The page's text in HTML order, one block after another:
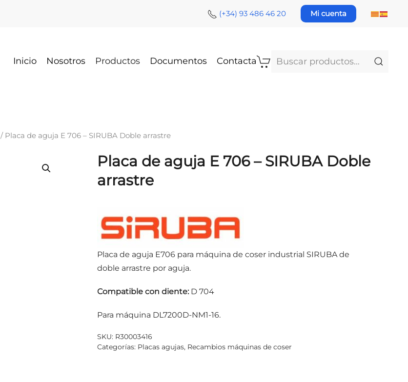
(+34) 93 486 46 20 Mi cuenta
Inicio Nosotros Productos Documentos Contacta
Buscar
/ Placa de aguja E 706 – SIRUBA Doble arrastre
Placa de aguja E 706 – SIRUBA Doble
arrastre
Placa de aguja E706 para máquina de coser industrial SIRUBA de
doble arrastre por aguja.
Compatible con diente: D 704
Para máquina DL7200D-NM1-16.
SKU: R30003416
Categorías: Placas agujas, Recambios máquinas de coser